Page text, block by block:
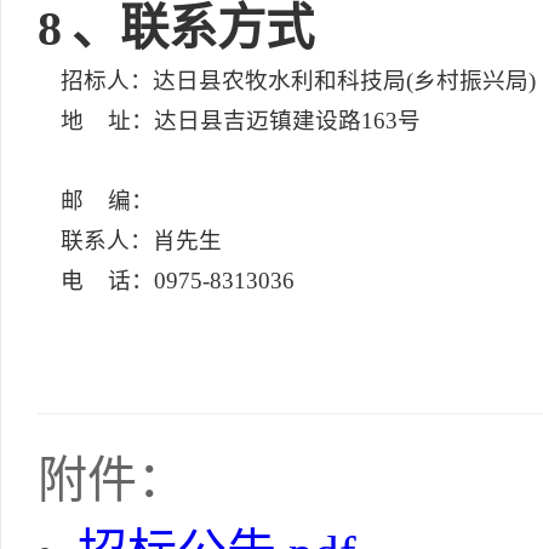
8 、联系方式
招标人：达日县农牧水利和科技局(乡村振兴局)
地 址：达日县吉迈镇建设路163号
邮 编：
联系人：肖先生
电 话：0975-8313036
附件：